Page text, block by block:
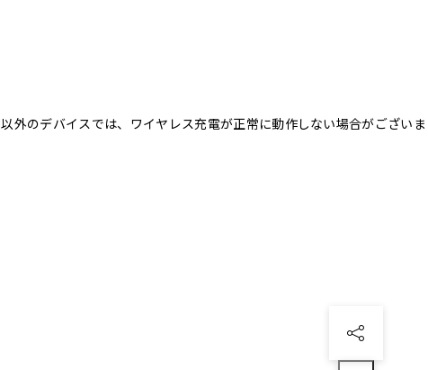
外のデバイスでは、ワイヤレス充電が正常に動作しない場合がございま